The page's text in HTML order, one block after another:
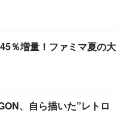
％増量！ファミマ夏の大
、自ら描いた”レトロ